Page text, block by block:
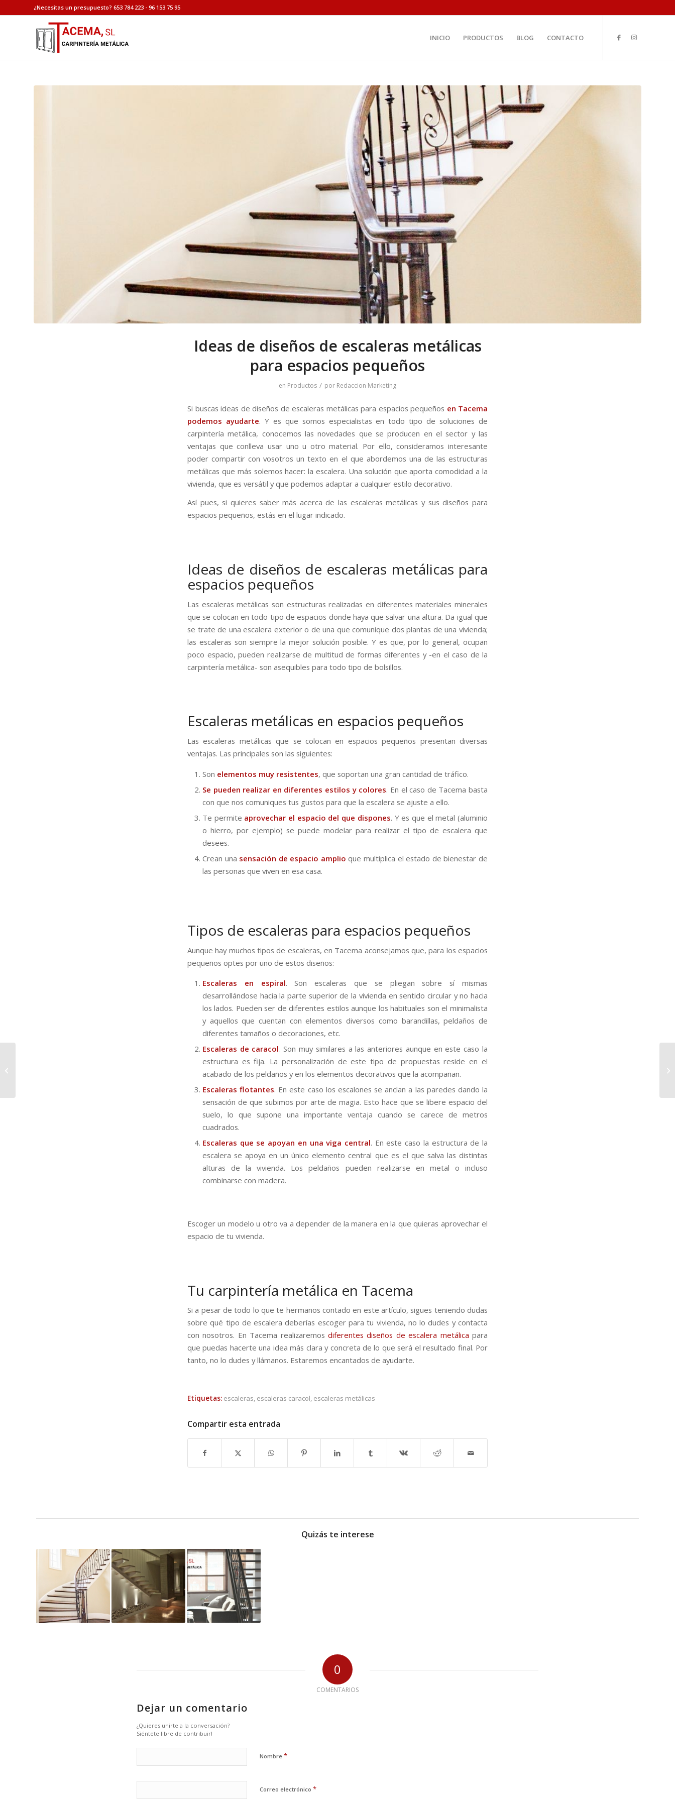
¿Necesitas un presupuesto? 653 784 223 - 96 153 75 95
INICIO PRODUCTOS BLOG CONTACTO
Ideas de diseños de escaleras metálicas
para espacios pequeños
en Productos / por Redaccion Marketing
Si buscas ideas de diseños de escaleras metálicas para espacios pequeños en Tacema
podemos ayudarte. Y es que somos especialistas en todo tipo de soluciones de
carpintería metálica, conocemos las novedades que se producen en el sector y las
ventajas que conlleva usar uno u otro material. Por ello, consideramos interesante
poder compartir con vosotros un texto en el que abordemos una de las estructuras
metálicas que más solemos hacer: la escalera. Una solución que aporta comodidad a la
vivienda, que es versátil y que podemos adaptar a cualquier estilo decorativo.
Así pues, si quieres saber más acerca de las escaleras metálicas y sus diseños para
espacios pequeños, estás en el lugar indicado.
Ideas de diseños de escaleras metálicas para
espacios pequeños
Las escaleras metálicas son estructuras realizadas en diferentes materiales minerales
que se colocan en todo tipo de espacios donde haya que salvar una altura. Da igual que
se trate de una escalera exterior o de una que comunique dos plantas de una vivienda;
las escaleras son siempre la mejor solución posible. Y es que, por lo general, ocupan
poco espacio, pueden realizarse de multitud de formas diferentes y -en el caso de la
carpintería metálica- son asequibles para todo tipo de bolsillos.
Escaleras metálicas en espacios pequeños
Las escaleras metálicas que se colocan en espacios pequeños presentan diversas
ventajas. Las principales son las siguientes:
Son elementos muy resistentes, que soportan una gran cantidad de tráfico.
Se pueden realizar en diferentes estilos y colores. En el caso de Tacema basta
con que nos comuniques tus gustos para que la escalera se ajuste a ello.
Te permite aprovechar el espacio del que dispones. Y es que el metal (aluminio
o hierro, por ejemplo) se puede modelar para realizar el tipo de escalera que
desees.
Crean una sensación de espacio amplio que multiplica el estado de bienestar de
las personas que viven en esa casa.
Tipos de escaleras para espacios pequeños
Aunque hay muchos tipos de escaleras, en Tacema aconsejamos que, para los espacios
pequeños optes por uno de estos diseños:
Escaleras en espiral. Son escaleras que se pliegan sobre sí mismas
desarrollándose hacia la parte superior de la vivienda en sentido circular y no hacia
los lados. Pueden ser de diferentes estilos aunque los habituales son el minimalista
y aquellos que cuentan con elementos diversos como barandillas, peldaños de
diferentes tamaños o decoraciones, etc.
Escaleras de caracol. Son muy similares a las anteriores aunque en este caso la
estructura es fija. La personalización de este tipo de propuestas reside en el
acabado de los peldaños y en los elementos decorativos que la acompañan.
Escaleras flotantes. En este caso los escalones se anclan a las paredes dando la
sensación de que subimos por arte de magia. Esto hace que se libere espacio del
suelo, lo que supone una importante ventaja cuando se carece de metros
cuadrados.
Escaleras que se apoyan en unaviga central. En este caso la estructura de la
escalera se apoya en un único elemento central que es el que salva las distintas
alturas de la vivienda. Los peldaños pueden realizarse en metal o incluso
combinarse con madera.
Escoger un modelo u otro va a depender de la manera en la que quieras aprovechar el
espacio de tu vivienda.
Tu carpintería metálica en Tacema
Si a pesar de todo lo que te hermanos contado en este artículo, sigues teniendo dudas
sobre qué tipo de escalera deberías escoger para tu vivienda, no lo dudes y contacta
con nosotros. En Tacema realizaremos diferentes diseños de escalera metálicapara
que puedas hacerte una idea más clara y concreta de lo que será el resultado final. Por
tanto, no lo dudes y llámanos. Estaremos encantados de ayudarte.
Etiquetas: escaleras, escaleras caracol, escaleras metálicas
Compartir esta entrada
Quizás te interese
0
COMENTARIOS
Dejar un comentario
¿Quieres unirte a la conversación?
Siéntete libre de contribuir!
Nombre *
Correo electrónico *